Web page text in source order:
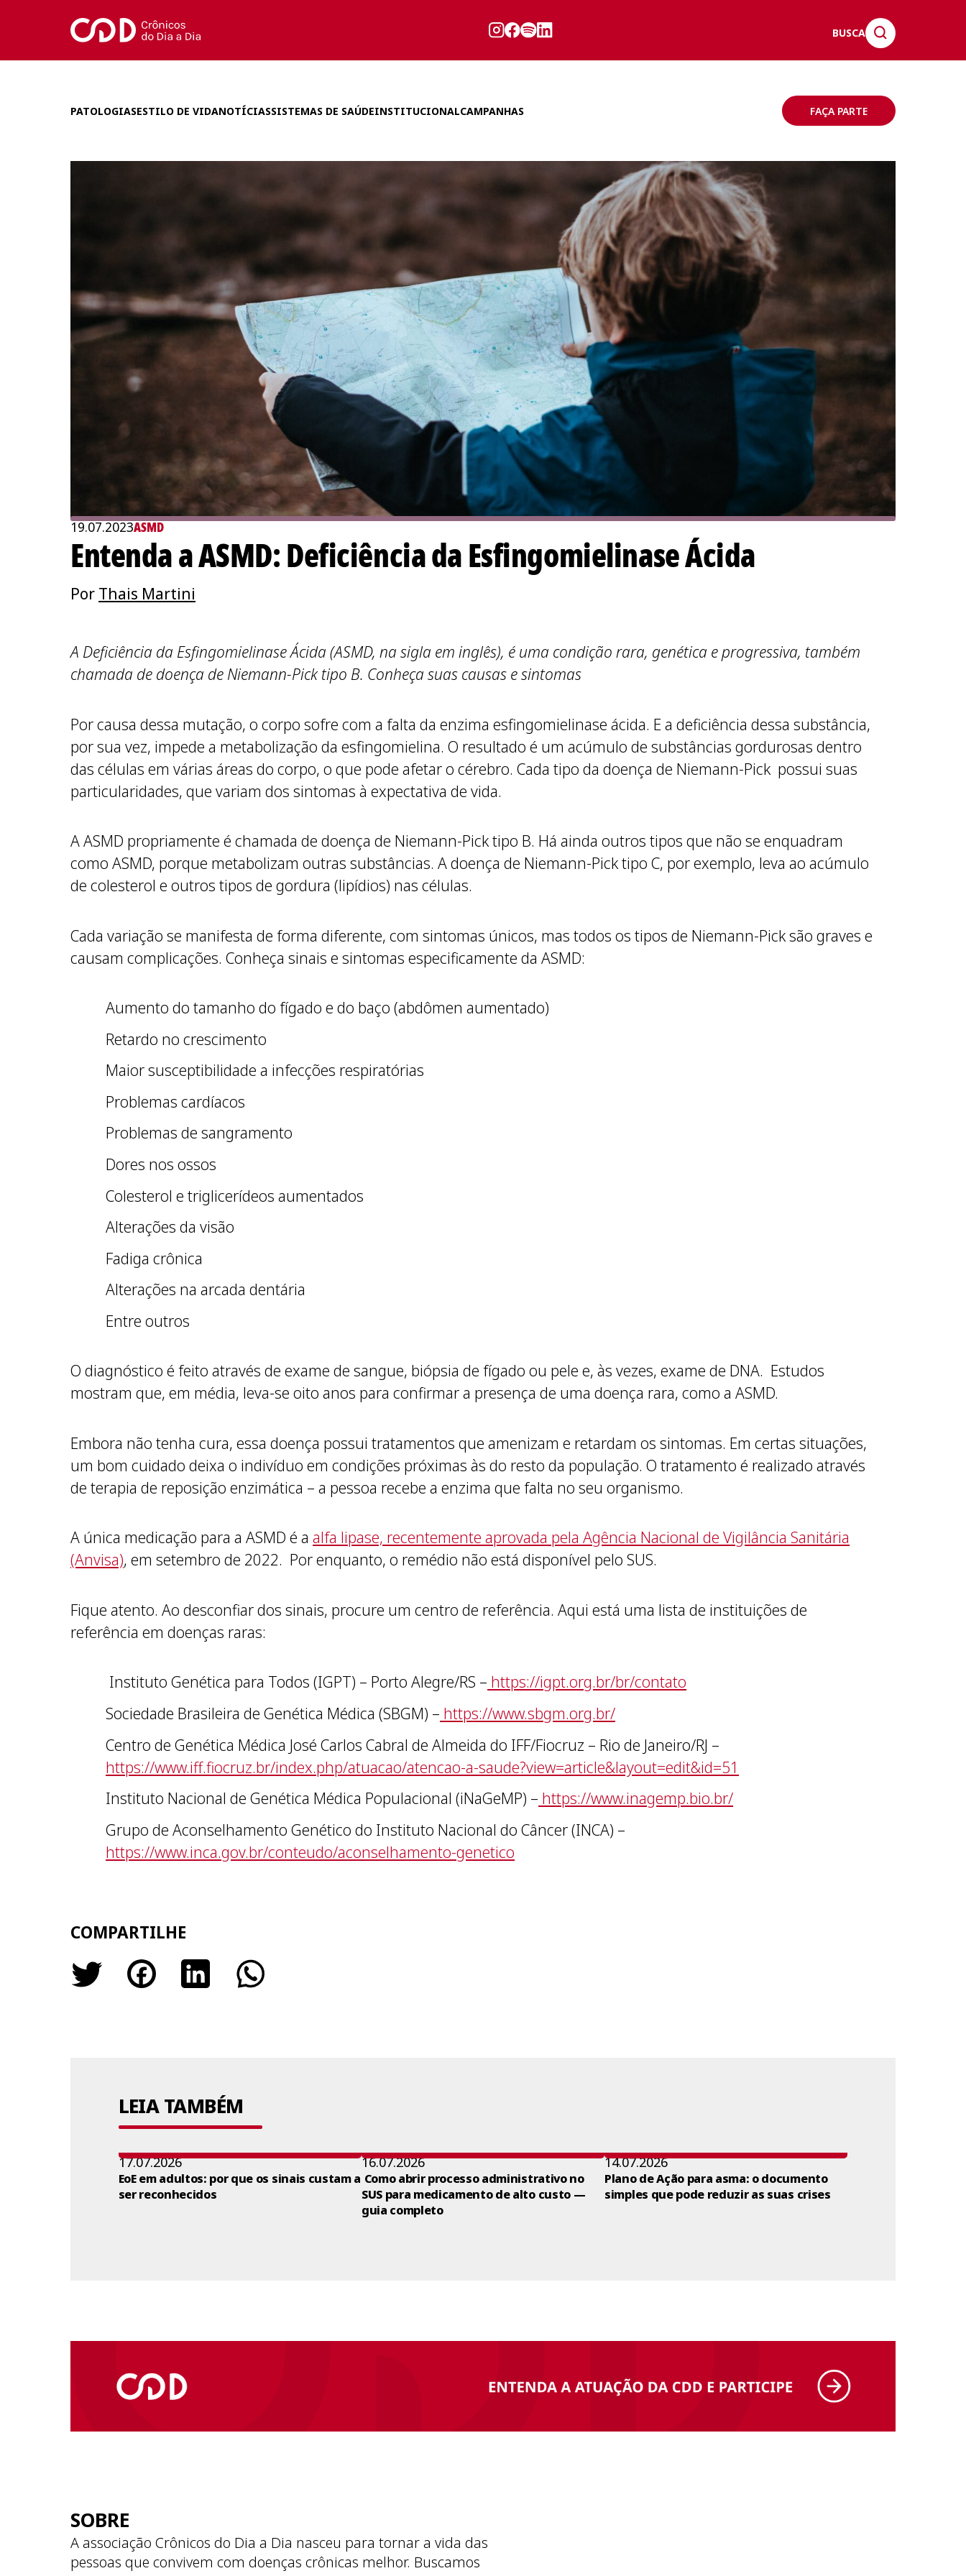
BUSCA
PATOLOGIASESTILO DE VIDANOTÍCIASSISTEMAS DE SAÚDEINSTITUCIONALCAMPANHAS FAÇA PARTE
19.07.2023ASMD
Entenda a ASMD: Deficiência da Esfingomielinase Ácida
Por Thais Martini
A Deficiência da Esfingomielinase Ácida (ASMD, na sigla em inglês), é uma condição rara, genética e progressiva, também
chamada de doença de Niemann-Pick tipo B. Conheça suas causas e sintomas
Por causa dessa mutação, o corpo sofre com a falta da enzima esfingomielinase ácida. E a deficiência dessa substância,
por sua vez, impede a metabolização da esfingomielina. O resultado é um acúmulo de substâncias gordurosas dentro
das células em várias áreas do corpo, o que pode afetar o cérebro. Cada tipo da doença de Niemann-Pick possui suas
particularidades, que variam dos sintomas à expectativa de vida.
A ASMD propriamente é chamada de doença de Niemann-Pick tipo B. Há ainda outros tipos que não se enquadram
como ASMD, porque metabolizam outras substâncias. A doença de Niemann-Pick tipo C, por exemplo, leva ao acúmulo
de colesterol e outros tipos de gordura (lipídios) nas células.
Cada variação se manifesta de forma diferente, com sintomas únicos, mas todos os tipos de Niemann-Pick são graves e
causam complicações. Conheça sinais e sintomas especificamente da ASMD:
Aumento do tamanho do fígado e do baço (abdômen aumentado)
Retardo no crescimento
Maior susceptibilidade a infecções respiratórias
Problemas cardíacos
Problemas de sangramento
Dores nos ossos
Colesterol e triglicerídeos aumentados
Alterações da visão
Fadiga crônica
Alterações na arcada dentária
Entre outros
O diagnóstico é feito através de exame de sangue, biópsia de fígado ou pele e, às vezes, exame de DNA. Estudos
mostram que, em média, leva-se oito anos para confirmar a presença de uma doença rara, como a ASMD.
Embora não tenha cura, essa doença possui tratamentos que amenizam e retardam os sintomas. Em certas situações,
um bom cuidado deixa o indivíduo em condições próximas às do resto da população. O tratamento é realizado através
de terapia de reposição enzimática – a pessoa recebe a enzima que falta no seu organismo.
A única medicação para a ASMD é aalfa lipase, recentemente aprovada pela Agência Nacional de Vigilância Sanitária
(Anvisa), em setembro de 2022. Por enquanto, o remédio não está disponível pelo SUS.
Fique atento. Ao desconfiar dos sinais, procure um centro de referência. Aqui está uma lista de instituições de
referência em doenças raras:
Instituto Genética para Todos (IGPT) – Porto Alegre/RS – https://igpt.org.br/br/contato
Sociedade Brasileira de Genética Médica (SBGM) – https://www.sbgm.org.br/
Centro de Genética Médica José Carlos Cabral de Almeida do IFF/Fiocruz – Rio de Janeiro/RJ –
https://www.iff.fiocruz.br/index.php/atuacao/atencao-a-saude?view=article&layout=edit&id=51
Instituto Nacional de Genética Médica Populacional (iNaGeMP) – https://www.inagemp.bio.br/
Grupo de Aconselhamento Genético do Instituto Nacional do Câncer (INCA) –
https://www.inca.gov.br/conteudo/aconselhamento-genetico
COMPARTILHE
LEIA TAMBÉM
17.07.2026
EoE em adultos: por que os sinais custam a
ser reconhecidos
16.07.2026
Como abrir processo administrativo no
SUS para medicamento de alto custo —
guia completo
14.07.2026
Plano de Ação para asma: o documento
simples que pode reduzir as suas crises
SOBRE
A associação Crônicos do Dia a Dia nasceu para tornar a vida das
pessoas que convivem com doenças crônicas melhor. Buscamos